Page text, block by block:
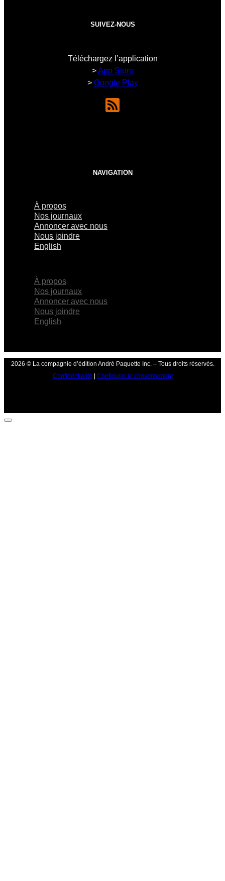
SUIVEZ-NOUS
Téléchargez l’application
>App Store
> Google Play
NAVIGATION
À propos
Nos journaux
Annoncer avec nous
Nous joindre
English
À propos
Nos journaux
Annoncer avec nous
Nous joindre
English
2026 © La compagnie d’édition André Paquette Inc. – Tous droits réservés.
Confidentialité
Configurer le consentement